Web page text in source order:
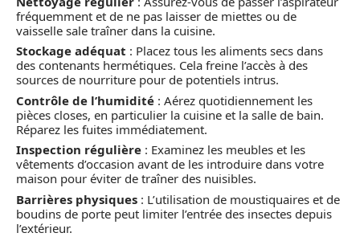
fréquemment et de ne pas laisser de miettes ou de
vaisselle sale traîner dans la cuisine.
Stockage adéquat : Placez tous les aliments secs dans
des contenants hermétiques. Cela freine l’accès à des
sources de nourriture pour de potentiels intrus.
Contrôle de l’humidité : Aérez quotidiennement les
pièces closes, en particulier la cuisine et la salle de bain.
Réparez les fuites immédiatement.
Inspection régulière : Examinez les meubles et les
vêtements d’occasion avant de les introduire dans votre
maison pour éviter de traîner des nuisibles.
Barrières physiques : L’utilisation de moustiquaires et de
boudins de porte peut limiter l’entrée des insectes depuis
l’extérieur.